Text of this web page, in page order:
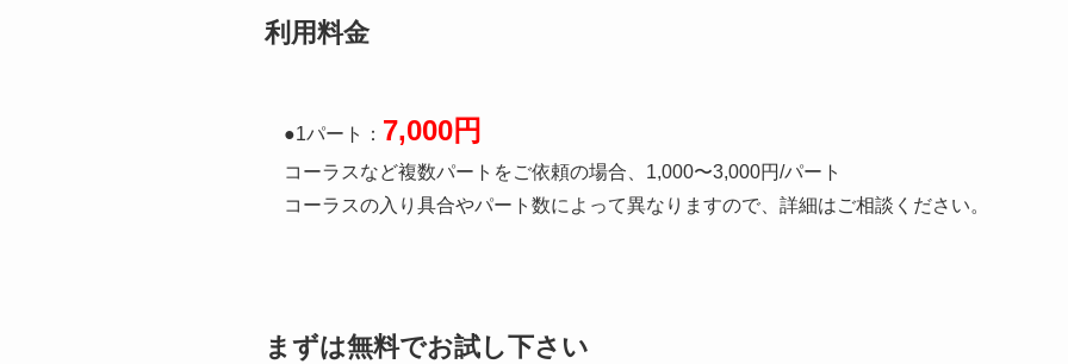
利用料金
●1パート： 7,000円
コーラスなど複数パートをご依頼の場合、1,000〜3,000円/パート
コーラスの入り具合やパート数によって異なりますので、詳細はご相談ください。
まずは無料でお試し下さい